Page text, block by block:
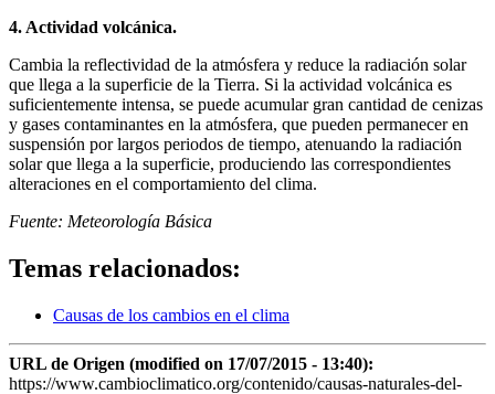
4. Actividad volcánica.
Cambia la reflectividad de la atmósfera y reduce la radiación solar
que llega a la superficie de la Tierra. Si la actividad volcánica es
suficientemente intensa, se puede acumular gran cantidad de cenizas
y gases contaminantes en la atmósfera, que pueden permanecer en
suspensión por largos periodos de tiempo, atenuando la radiación
solar que llega a la superficie, produciendo las correspondientes
alteraciones en el comportamiento del clima.
Fuente: Meteorología Básica
Temas relacionados:
Causas de los cambios en el clima
URL de Origen (modified on 17/07/2015 - 13:40):
https://www.cambioclimatico.org/contenido/causas-naturales-del-